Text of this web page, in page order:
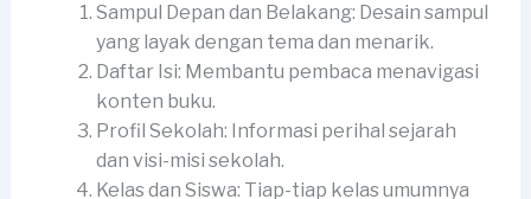
Sampul Depan dan Belakang: Desain sampul
yang layak dengan tema dan menarik.
Daftar Isi: Membantu pembaca menavigasi
konten buku.
Profil Sekolah: Informasi perihal sejarah
dan visi-misi sekolah.
Kelas dan Siswa: Tiap-tiap kelas umumnya